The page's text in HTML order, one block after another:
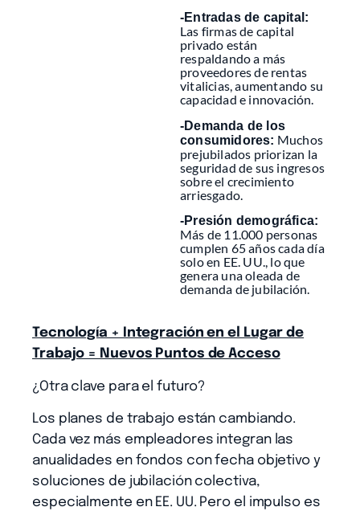
-Entradas de capital:
Las firmas de capital
privado están
respaldando a más
proveedores de rentas
vitalicias, aumentando su
capacidad e innovación.
-Demanda de los
consumidores: Muchos
prejubilados priorizan la
seguridad de sus ingresos
sobre el crecimiento
arriesgado.
-Presión demográfica:
Más de 11.000 personas
cumplen 65 años cada día
solo en EE. UU., lo que
genera una oleada de
demanda de jubilación.
Tecnología + Integración en el Lugar de
Trabajo = Nuevos Puntos de Acceso
¿Otra clave para el futuro?
Los planes de trabajo están cambiando.
Cada vez más empleadores integran las
anualidades en fondos con fecha objetivo y
soluciones de jubilación colectiva,
especialmente en EE. UU. Pero el impulso es